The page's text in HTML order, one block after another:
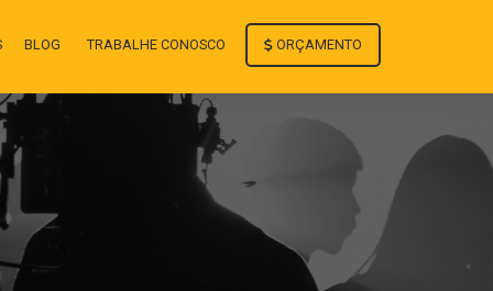
BLOG TRABALHE CONOSCO ORÇAMENTO